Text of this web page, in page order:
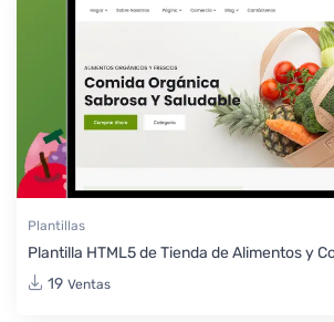
Plantillas
Plantilla HTML5 de Tienda de Alimentos y
19 Ventas